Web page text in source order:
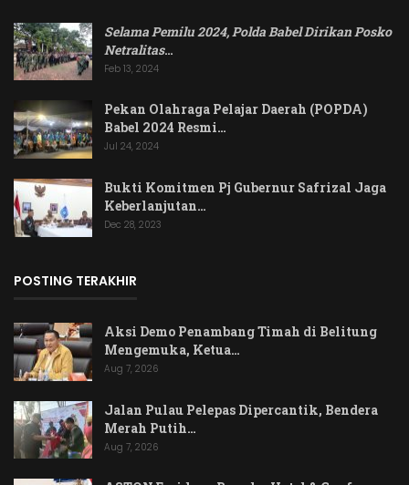
Selama Pemilu 2024, Polda Babel Dirikan Posko
Netralitas…
Feb 13, 2024
Pekan Olahraga Pelajar Daerah (POPDA)
Babel 2024 Resmi…
Jul 24, 2024
Bukti Komitmen Pj Gubernur Safrizal Jaga
Keberlanjutan…
Dec 28, 2023
POSTING TERAKHIR
Aksi Demo Penambang Timah di Belitung
Mengemuka, Ketua…
Aug 7, 2026
Jalan Pulau Pelepas Dipercantik, Bendera
Merah Putih…
Aug 7, 2026